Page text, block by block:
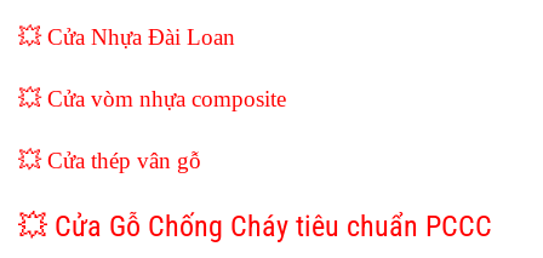
💥Cửa Nhựa Đài Loan
💥 Cửa vòm nhựa composite
💥 Cửa thép vân gỗ
💥 Cửa Gỗ Chống Cháy tiêu chuẩn PCCC